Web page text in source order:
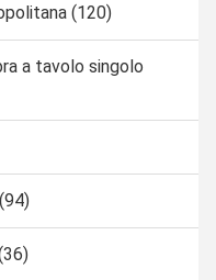
(120)
a tavolo singolo
(94)